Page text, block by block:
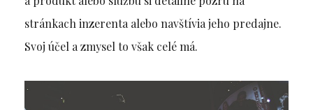
stránkach inzerenta alebo navštívia jeho predajne.
Svoj účel a zmysel to však celé má.